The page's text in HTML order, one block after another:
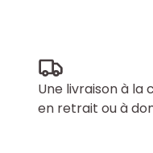
Une livraison à la
en retrait ou à